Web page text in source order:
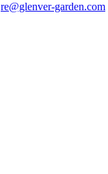
re@glenver-garden.com